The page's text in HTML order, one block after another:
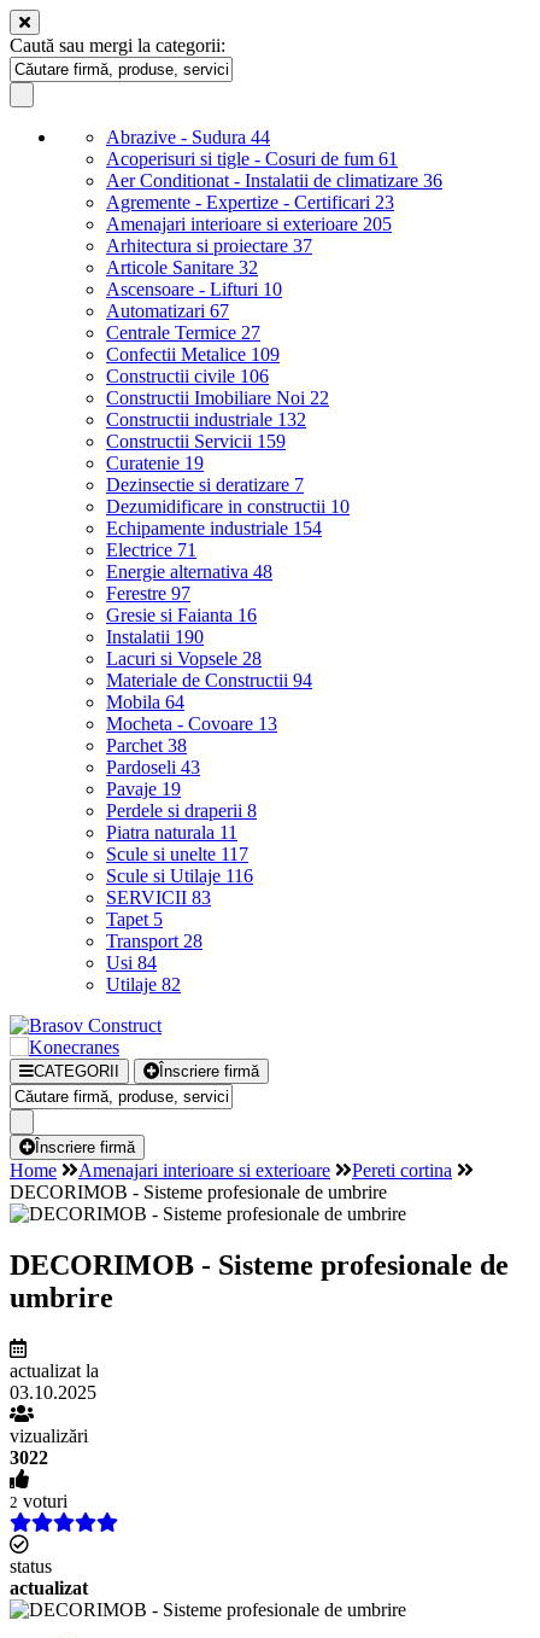
Caută sau mergi la categorii:
Abrazive - Sudura 44
Acoperisuri si tigle - Cosuri de fum 61
Aer Conditionat - Instalatii de climatizare 36
Agremente - Expertize - Certificari 23
Amenajari interioare si exterioare 205
Arhitectura si proiectare 37
Articole Sanitare 32
Ascensoare - Lifturi 10
Automatizari 67
Centrale Termice 27
Confectii Metalice 109
Constructii civile 106
Constructii Imobiliare Noi 22
Constructii industriale 132
Constructii Servicii 159
Curatenie 19
Dezinsectie si deratizare 7
Dezumidificare in constructii 10
Echipamente industriale 154
Electrice 71
Energie alternativa 48
Ferestre 97
Gresie si Faianta 16
Instalatii 190
Lacuri si Vopsele 28
Materiale de Constructii 94
Mobila 64
Mocheta - Covoare 13
Parchet 38
Pardoseli 43
Pavaje 19
Perdele si draperii 8
Piatra naturala 11
Scule si unelte 117
Scule si Utilaje 116
SERVICII 83
Tapet 5
Transport 28
Usi 84
Utilaje 82
CATEGORII Înscriere firmă
Înscriere firmă
Home Amenajari interioare si exterioare
Pereti cortina
DECORIMOB - Sisteme profesionale de umbrire
DECORIMOB - Sisteme profesionale de
umbrire
actualizat la
03.10.2025
vizualizări
3022
2 voturi
status
actualizat